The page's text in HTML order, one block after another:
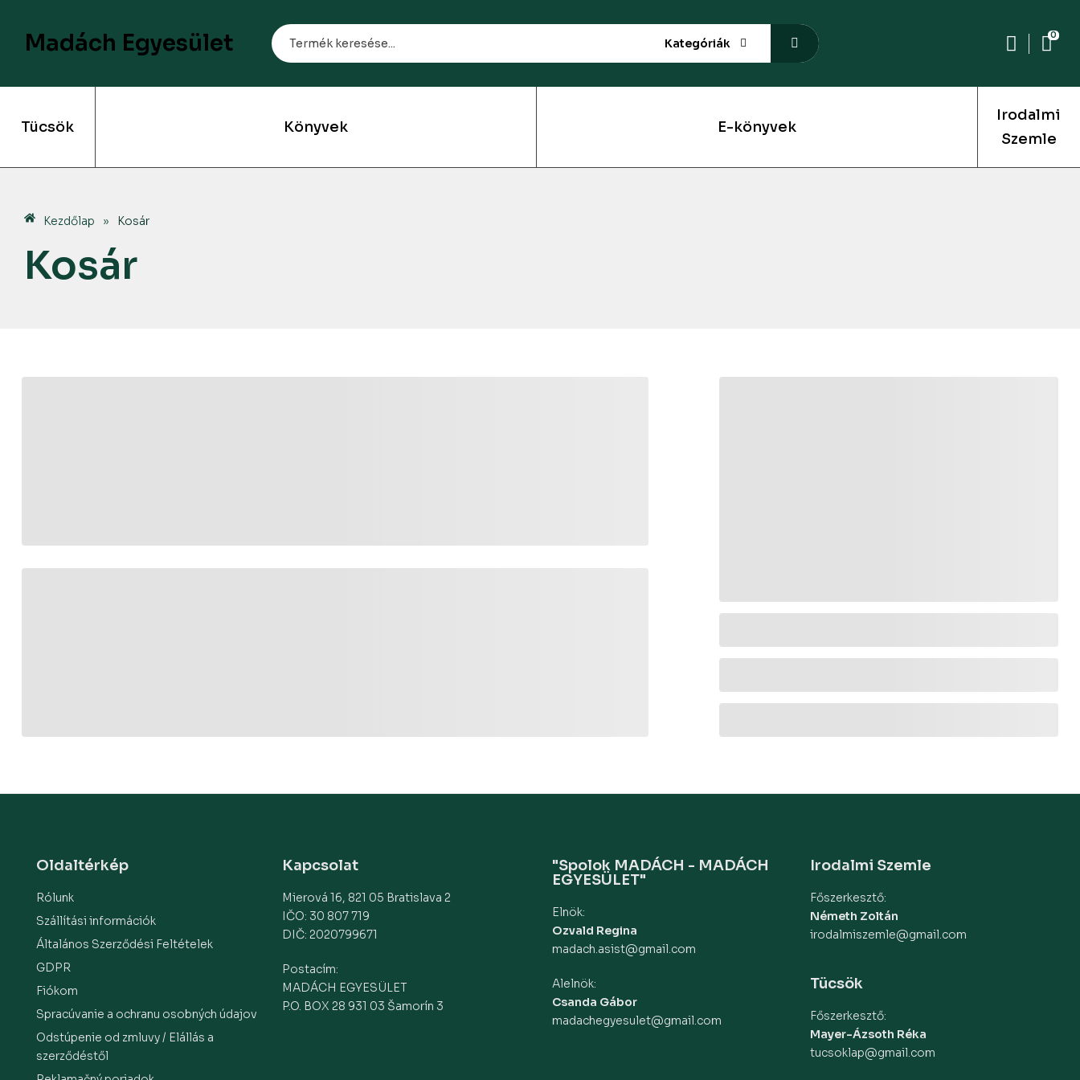
Madách Egyesület Kategóriák
0
Tücsök Könyvek E-könyvek
Irodalmi
Szemle
Kezdőlap » Kosár
Kosár
Oldaltérkép
Rólunk
Szállítási információk
Általános Szerződési Feltételek
GDPR
Fiókom
Spracúvanie a ochranu osobných údajov
Odstúpenie od zmluvy / Elállás a
szerződéstől
Kapcsolat
Mierová 16, 821 05 Bratislava 2
IČO: 30 807 719
DIČ: 2020799671
Postacím:
MADÁCH EGYESÜLET
P.O. BOX 28 931 03 Šamorín 3
"Spolok MADÁCH - MADÁCH
EGYESÜLET"
Elnök:
Ozvald Regina
madach.asist@gmail.com
Alelnök:
Csanda Gábor
madachegyesulet@gmail.com
Irodalmi Szemle
Főszerkesztő:
Németh Zoltán
irodalmiszemle@gmail.com
Tücsök
Főszerkesztő:
Mayer-Ázsoth Réka
tucsoklap@gmail.com